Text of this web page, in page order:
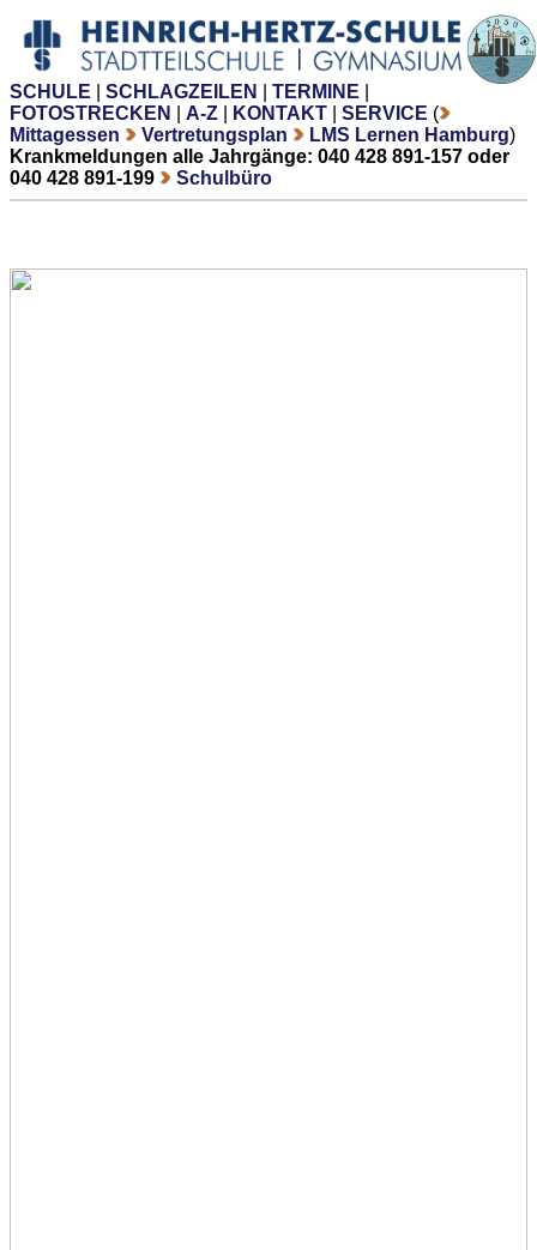
SCHULE SCHLAGZEILEN TERMINE
FOTOSTRECKEN
A-Z KONTAKT SERVICE (
Mittagessen
Vertretungsplan LMS Lernen Hamburg)
Krankmeldungen alle Jahrgänge: 040 428 891-157 oder
040 428 891-199
Schulbüro